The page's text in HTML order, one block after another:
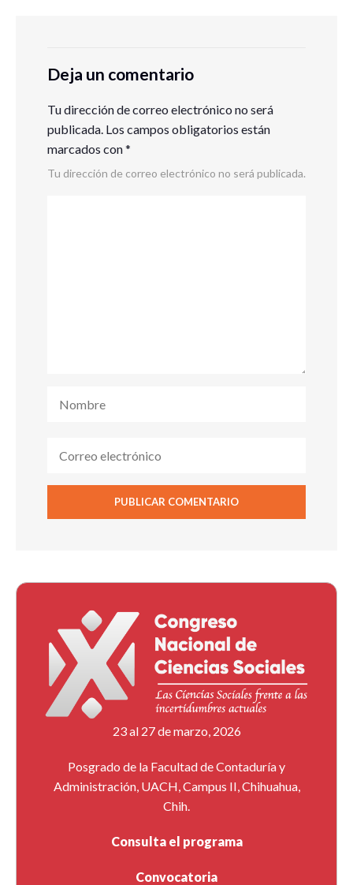
Deja un comentario
Tu dirección de correo electrónico no será
publicada. Los campos obligatorios están
marcados con*
Tu dirección de correo electrónico no será publicada.
23 al 27 de marzo, 2026
Posgrado de la Facultad de Contaduría y
Administración, UACH, Campus II, Chihuahua,
Chih.
Consulta el programa
Convocatoria